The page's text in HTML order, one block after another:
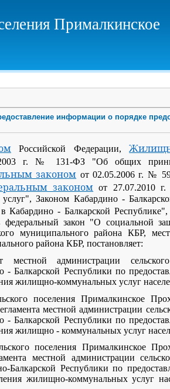
Прималкинское
информации о порядке
Российской Федерации,
г. № 131-ФЗ "Об общих
законом от 02.05.2006 г. №
законом от 27.07.2010
Законом Кабардино -
- Балкарской
закон "О социальной
муниципального района КБР,
района КБР, постановляет:
местной администрации
- Балкарской Республики по
жилищно-коммунальных услуг
поселения Прималкинское
местной администрации
- Балкарской Республики по
жилищно - коммунальных услуг
поселения Прималкинское
местной администрации
Балкарской Республики по
жилищно-коммунальных услуг